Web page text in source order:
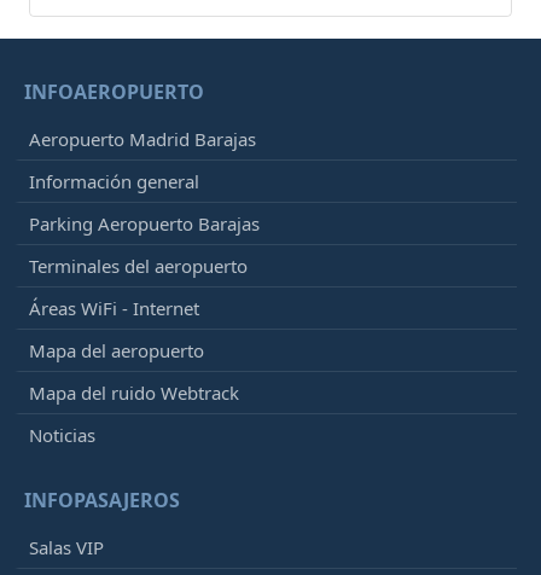
INFOAEROPUERTO
Aeropuerto Madrid Barajas
Información general
Parking Aeropuerto Barajas
Terminales del aeropuerto
Áreas WiFi - Internet
Mapa del aeropuerto
Mapa del ruido Webtrack
Noticias
INFOPASAJEROS
Salas VIP